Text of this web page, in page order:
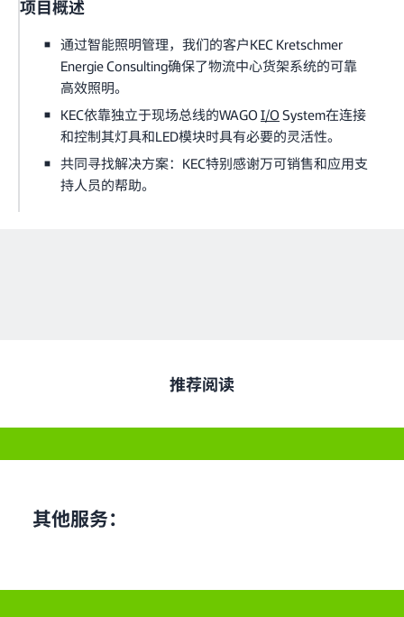
项目概述
通过智能照明管理，我们的客户KEC Kretschmer
Energie Consulting确保了物流中心货架系统的可靠
高效照明。
KEC依靠独立于现场总线的WAGOI/OSystem在连接
和控制其灯具和LED模块时具有必要的灵活性。
共同寻找解决方案：KEC特别感谢万可销售和应用支
持人员的帮助。
推荐阅读
其他服务：